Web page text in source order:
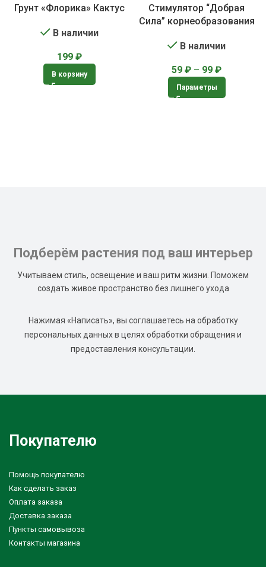
Грунт «Флорика» Кактус
В наличии
199 ₽
В корзину
Стимулятор “Добрая
Сила” корнеобразования
В наличии
59 ₽ – 99 ₽
Параметры
Подберём растения под ваш интерьер
Учитываем стиль, освещение и ваш ритм жизни. Поможем
создать живое пространство без лишнего ухода
Нажимая «Написать», вы соглашаетесь на обработку
персональных данных в целях обработки обращения и
предоставления консультации.
Покупателю
Помощь покупателю
Как сделать заказ
Оплата заказа
Доставка заказа
Пункты самовывоза
Контакты магазина